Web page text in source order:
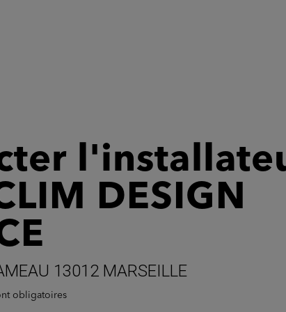
DESIGN
13012 MARSEILLE
obligatoires